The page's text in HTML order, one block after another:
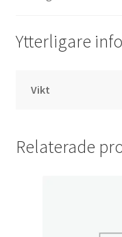
Ytterligare
Vikt
Relaterade